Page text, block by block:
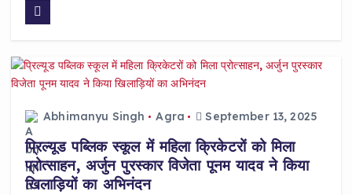
b
o
o
k
A
p
p
Abhimanyu Singh Agra September 13, 2025
प्रिल्यूड पब्लिक स्कूल में महिला क्रिकेटरों को मिला
प्रोत्साहन, अर्जुन पुरस्कार विजेता पूनम यादव ने किया
खिलाड़ियों का अभिनंदन